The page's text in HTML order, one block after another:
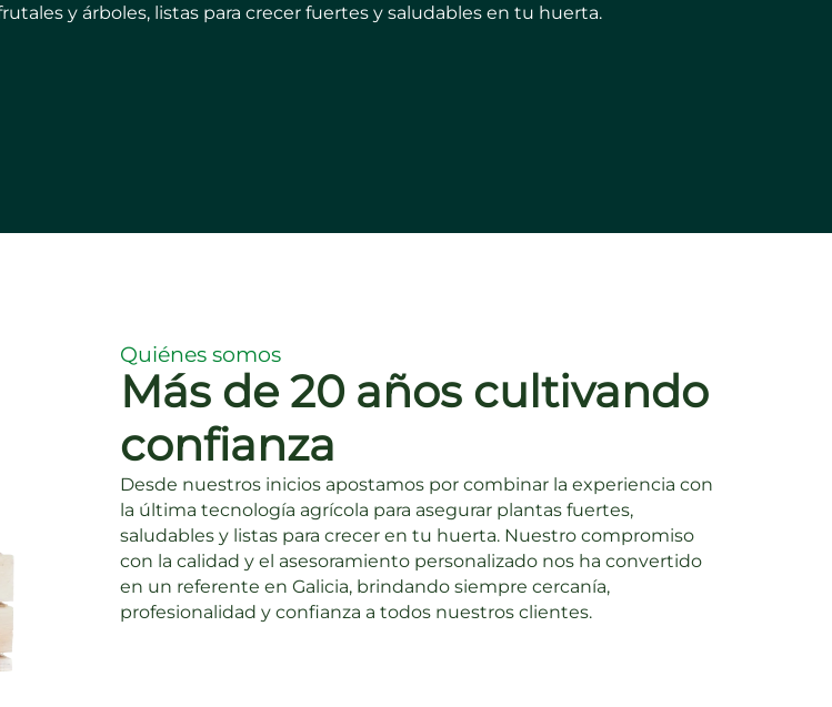
y árboles, listas para crecer fuertes y saludables en tu huerta.
Quiénes somos
Más de 20 años cultivando
confianza
Desde nuestros inicios apostamos por combinar la experiencia con
la última tecnología agrícola para asegurar plantas fuertes,
saludables y listas para crecer en tu huerta. Nuestro compromiso
con la calidad y el asesoramiento personalizado nos ha convertido
en un referente en Galicia, brindando siempre cercanía,
profesionalidad y confianza a todos nuestros clientes.